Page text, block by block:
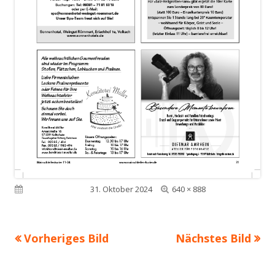
Veröffentlicht am31. Oktober 2024
Volle
640 × 888
Vorheriges Bild Nächstes Bild